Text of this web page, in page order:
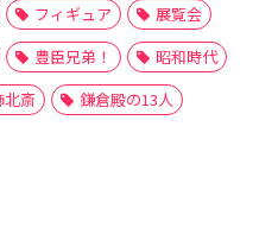
フィギュア
展覧会
豊臣兄弟！
昭和時代
北斎 鎌倉殿の13人